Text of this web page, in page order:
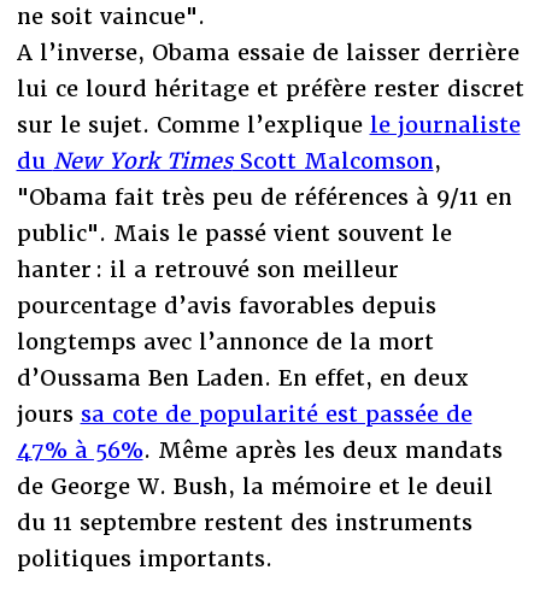
ne soit vaincue".
A l’inverse, Obama essaie de laisser derrière
lui ce lourd héritage et préfère rester discret
sur le sujet. Comme l’explique le journaliste
du New York TimesScott Malcomson,
"Obama fait très peu de références à 9/11 en
public". Mais le passé vient souvent le
hanter : il a retrouvé son meilleur
pourcentage d’avis favorables depuis
longtemps avec l’annonce de la mort
d’Oussama Ben Laden. En effet, en deux
jours sa cote de popularité est passée de
47% à 56%. Même après les deux mandats
de George W. Bush, la mémoire et le deuil
du 11 septembre restent des instruments
politiques importants.